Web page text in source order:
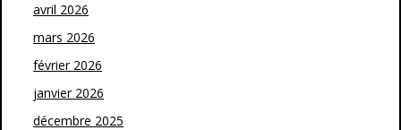
avril 2026
mars 2026
février 2026
janvier 2026
décembre 2025